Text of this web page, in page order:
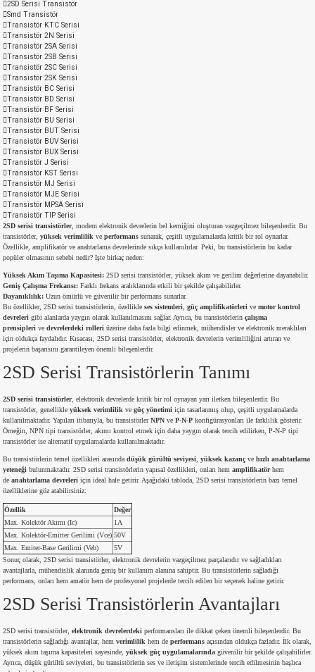
Serisi,45 Serisi
24 Serisi,27 Serisi,93 Serisi
180C
90C
Serisi
%5 2W
1/8w
%1 1/2W
%1 1/4W
1/2W
10W
1W
20W
2W
3W
4W
5W
10W
11W
13W
15W
17W
25W
kapasitör
1206 Kılıf
1206 Kılıf - 25 Adet
402 Kılıf
603 Kılıf
603 Kılıf - 25 Adet
805 Kılıf
805 Kılıf - 25 Adet
2SD Serisi Transistör
Smd Transistör
Transistör KTC Serisi
Transistör 2N Serisi
Transistör 2SA Serisi
Transistör 2SB Serisi
Transistör 2SC Serisi
Transistör 2SK Serisi
Transistör BC Serisi
Transistör BD Serisi
Transistör BF Serisi
Transistör BU Serisi
Transistör BUT Serisi
Transistör BUV Serisi
Transistör BUX Serisi
Transistör J Serisi
Transistör KST Serisi
Transistör MJ Serisi
Transistör MJE Serisi
Transistör MPSA Serisi
Transistör TIP Serisi
2SD serisi transistörler, modern elektronik devrelerin bel kemiğini oluşturan vazgeçilmez bileşenlerdir. Bu
transistörler, yüksek verimlilik ve performans sunarak, çeşitli uygulamalarda kritik bir rol oynarlar.
Özellikle, amplifikatör ve anahtarlama devrelerinde sıkça kullanılırlar. Peki, bu transistörlerin bu kadar
popüler olmasının sebebi nedir? İşte birkaç neden:
Yüksek Akım Taşıma Kapasitesi: 2SD serisi transistörler, yüksek akım ve gerilim değerlerine dayanabilir.
Geniş Çalışma Frekansı: Farklı frekans aralıklarında etkili bir şekilde çalışabilirler.
Dayanıklılık: Uzun ömürlü ve güvenilir bir performans sunarlar.
Bu özellikler, 2SD serisi transistörlerin, özellikle ses sistemleri güç amplifikatörleri ve motor kontrol
devreleri gibi alanlarda yaygın olarak kullanılmasını sağlar. Ayrıca, bu transistörlerin çalışma
prensipleri ve devrelerdeki rolleri üzerine daha fazla bilgi edinmek, mühendisler ve elektronik meraklıları
için oldukça faydalıdır. Kısacası, 2SD serisi transistörler, elektronik devrelerin verimliliğini artıran ve
projelerin başarısını garantileyen önemli bileşenlerdir.
2SD Serisi Transistörlerin Tanımı
2SD serisi transistörler, elektronik devrelerde kritik bir rol oynayan yarı iletken bileşenlerdir. Bu
transistörler, genellikle yüksek verimlilik ve güç yönetimi için tasarlanmış olup, çeşitli uygulamalarda
kullanılmaktadır. Yapıları itibarıyla, bu transistörlerNPN ve P-N-P konfigürasyonları ile farklılık gösterir.
Örneğin, NPN tipi transistörler, akımı kontrol etmek için daha yaygın olarak tercih edilirken, P-N-P tipi
transistörler ise alternatif uygulamalarda kullanılmaktadır.
Bu transistörlerin temel özellikleri arasında düşük gürültü seviyesi yüksek kazanç ve hızlı anahtarlama
yeteneği bulunmaktadır. 2SD serisi transistörlerin yapısal özellikleri, onları hem amplifikatörhem
de anahtarlama devreleri için ideal hale getirir. Aşağıdaki tabloda, 2SD serisi transistörlerin bazı temel
özelliklerine göz atabilirsiniz:
Özellik
Değer
Max. Kolektör Akımı (Ic)
1A
Max. Kolektör-Emitter Gerilimi (Vce) 50V
Max. Emiter-Base Gerilimi (Veb)
5V
Sonuç olarak, 2SD serisi transistörler, elektronik devrelerin vazgeçilmez parçalarıdır ve sağladıkları
avantajlarla, mühendislik alanında geniş bir kullanım alanına sahiptir. Bu transistörlerin sağladığı
performans, onları hem amatör hem de profesyonel projelerde tercih edilen bir seçenek haline getirir.
2SD Serisi Transistörlerin Avantajları
2SD serisi transistörler, elektronik devrelerdeki performansları ile dikkat çeken önemli bileşenlerdir. Bu
transistörlerin sağladığı avantajlar, hem verimlilik hem de performans açısından oldukça fazladır. İlk olarak,
yüksek akım taşıma kapasiteleri sayesinde, yüksek güç uygulamalarında güvenilir bir şekilde çalışabilirler.
Ayrıca, düşük gürültü seviyeleri, bu transistörlerin ses ve iletişim sistemlerinde tercih edilmesinin başlıca